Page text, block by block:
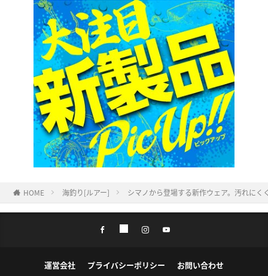
HOME 海釣り[ルアー] シマノから登場する新作ウェア。汚れに
運営会社 プライバシーポリシー お問い合わせ